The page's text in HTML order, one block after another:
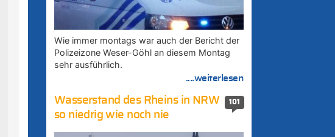
Wie immer montags war auch der Bericht der
Polizeizone Weser-Göhl an diesem Montag
sehr ausführlich.
....weiterlesen
101
Wasserstand des Rheins in NRW
so niedrig wie noch nie